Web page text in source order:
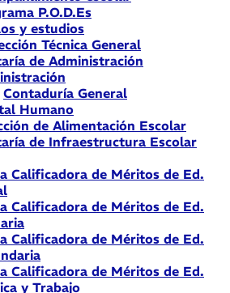
P.O.D.Es
y estudios
Técnica General
de Administración
Contaduría General
Humano
de Alimentación Escolar
de Infraestructura Escolar
Calificadora de Méritos de Ed.
Calificadora de Méritos de Ed.
Calificadora de Méritos de Ed.
Calificadora de Méritos de Ed.
y Trabajo